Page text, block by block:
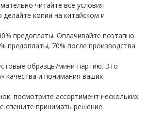
читайте все условия
делайте копии на китайском и
предоплаты. Оплачивайте поэтапно:
предоплаты, 70% после производства
образцы/мини-партию. Это
качества и понимания ваших
посмотрите ассортимент нескольких
спешите принимать решение.